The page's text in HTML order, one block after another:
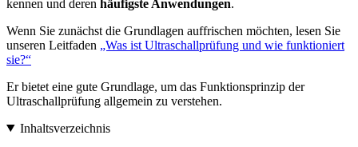
kennen und deren häufigste Anwendungen.
Wenn Sie zunächst die Grundlagen auffrischen möchten, lesen Sie
unseren Leitfaden „Was ist Ultraschallprüfung und wie funktioniert
sie?“
Er bietet eine gute Grundlage, um das Funktionsprinzip der
Ultraschallprüfung allgemein zu verstehen.
Inhaltsverzeichnis